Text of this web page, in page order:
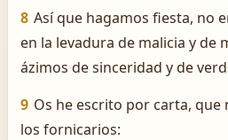
8 Así que hagamos fiesta, no
en la levadura de malicia y de
ázimos de sinceridad y de
9 Os he escrito por carta, que
los fornicarios: